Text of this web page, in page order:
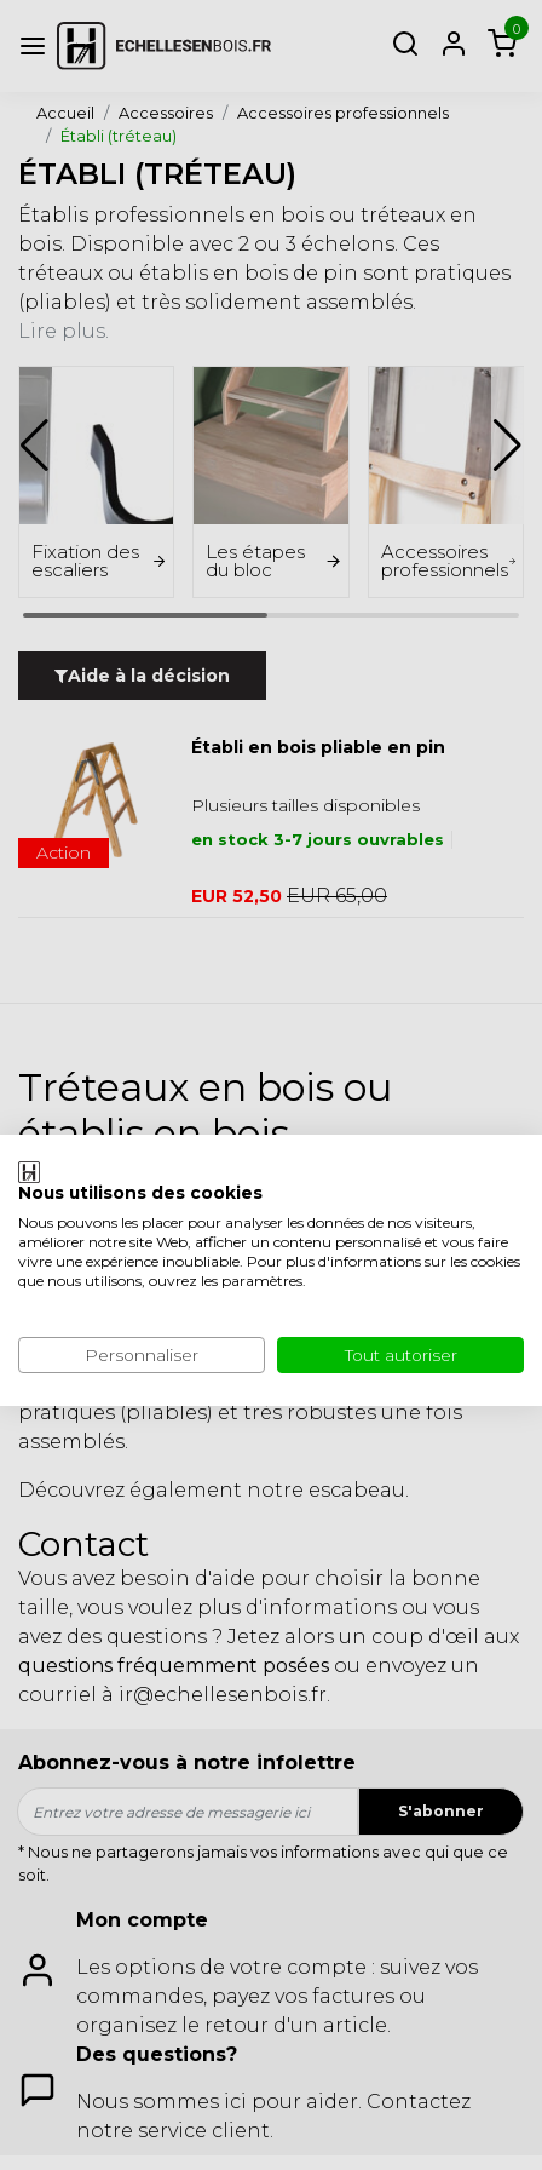
0
Accueil Accessoires
Accessoires professionnels
Établi (tréteau)
ÉTABLI (TRÉTEAU)
Établis professionnels en bois ou tréteaux en
bois. Disponible avec 2 ou 3 échelons. Ces
tréteaux ou établis en bois de pin sont pratiques
(pliables) et très solidement assemblés.
Lire plus.
Fixation des
escaliers
Les étapes
du bloc
Accessoires
professionnels
Aide à la décision
Action
Établi en bois pliable en pin
Plusieurs tailles disponibles
en stock 3-7 jours ouvrables
EUR 52,50 EUR 65,00
Tréteaux en bois ou
établis en bois
Vous avez besoin d'un établi ou d'un chevalet sur
place ? Créez facilement un lieu de travail à l'aide
de tréteaux en bois/d'établis.
Ces établis professionnels en bois ou tréteaux en
Hauteur 80 cm (2 échelons) ou 90 cm (3 échelons).
pratiques (pliables) et très robustes une fois
assemblés.
Découvrez également notre escabeau.
Contact
Vous avez besoin d'aide pour choisir la bonne
taille, vous voulez plus d'informations ou vous
avez des questions ? Jetez alors un coup d'œil aux
questions fréquemment posées ou envoyez un
courriel à ir@echellesenbois.fr.
Abonnez-vous à notre infolettre
S'abonner
* Nous ne partagerons jamais vos informations avec qui que ce
soit.
Mon compte
Les options de votre compte : suivez vos
commandes, payez vos factures ou
organisez le retour d'un article.
Des questions?
Nous sommes ici pour aider. Contactez
notre service client.
Nous utilisons des cookies
Nous pouvons les placer pour analyser les données de nos visiteurs,
améliorer notre site Web, afficher un contenu personnalisé et vous faire
vivre une expérience inoubliable. Pour plus d'informations sur les cookies
que nous utilisons, ouvrez les paramètres.
Personnaliser Tout autoriser